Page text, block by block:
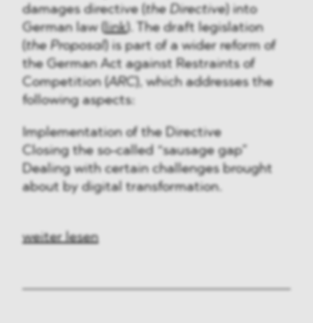
damages directive ( the Directive ) into
German law ( link). The draft legislation
the Proposal) is part of a wider reform of
the German Act against Restraints of
Competition (ARC), which addresses the
following aspects:
Implementation of the Directive
Closing the so-called “sausage gap”
Dealing with certain challenges brought
about by digital transformation.
weiter lesen